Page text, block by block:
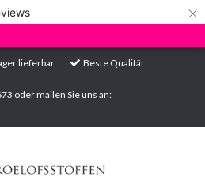
×
lieferbar
Beste Qualität
oder mailen Sie uns an: